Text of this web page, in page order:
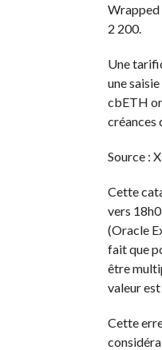
Wrapped
2 200.
Une
une
cbETH
créances
Source : X
Cette
vers
(Oracle
fait que
être
valeur
Cette